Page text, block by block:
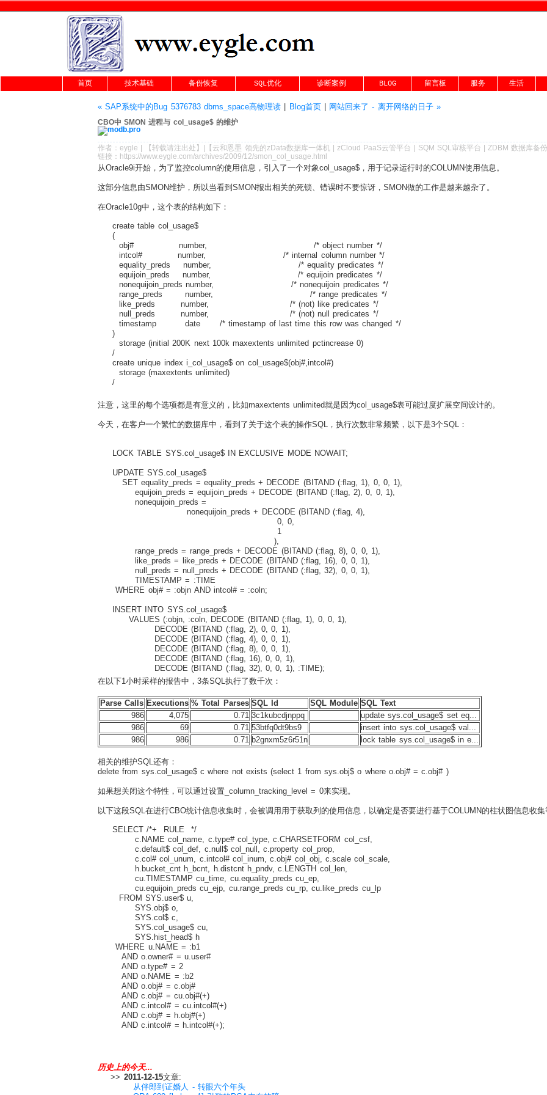
首页 技术基础 备份恢复 SQL优化 诊断案例 BLOG 留言板 服务 生活
« SAP系统中的Bug 5376783 dbms_space高物理读| Blog首页| 网站回来了 - 离开网络的日子 »
CBO中 SMON 进程与 col_usage$ 的维护
作者： eygle 【转载请注出处 】|【 云和恩墨 领先的zData数据库一体机|zCloud PaaS云管平台 SQM SQL审核平台 |ZDBM 数据库备
链接： https://www.eygle.com/archives/2009/12/smon_col_usage.html
从Oracle9i开始，为了监控column的使用信息，引入了一个对象col_usage$，用于记录运行时的COLUMN使用信息。
这部分信息由SMON维护，所以当看到SMON报出相关的死锁、错误时不要惊讶，SMON做的工作是越来越杂了。
在Oracle10g中，这个表的结构如下：
create table col_usage$
(
obj# number, /* object number */
intcol# number, /* internal column number */
equality_preds number, /* equality predicates */
equijoin_preds number, /* equijoin predicates */
nonequijoin_preds number, /* nonequijoin predicates */
range_preds number, /* range predicates */
like_preds number, /* (not) like predicates */
null_preds number, /* (not) null predicates */
timestamp date /* timestamp of last time this row was changed */
)
storage (initial 200K next 100k maxextents unlimited pctincrease 0)
/
create unique index i_col_usage$ on col_usage$(obj#,intcol#)
storage (maxextents unlimited)
/
注意，这里的每个选项都是有意义的，比如maxextents unlimited就是因为col_usage$表可能过度扩展空间设计的。
今天，在客户一个繁忙的数据库中，看到了关于这个表的操作SQL，执行次数非常频繁，以下是3个SQL：
LOCK TABLE SYS.col_usage$ IN EXCLUSIVE MODE NOWAIT;
UPDATE SYS.col_usage$
SET equality_preds = equality_preds + DECODE (BITAND (:flag, 1), 0, 0, 1),
equijoin_preds = equijoin_preds + DECODE (BITAND (:flag, 2), 0, 0, 1),
nonequijoin_preds =
nonequijoin_preds + DECODE (BITAND (:flag, 4),
0, 0,
1
),
range_preds = range_preds + DECODE (BITAND (:flag, 8), 0, 0, 1),
like_preds = like_preds + DECODE (BITAND (:flag, 16), 0, 0, 1),
null_preds = null_preds + DECODE (BITAND (:flag, 32), 0, 0, 1),
TIMESTAMP = :TIME
WHERE obj# = :objn AND intcol# = :coln;
INSERT INTO SYS.col_usage$
VALUES (:objn, :coln, DECODE (BITAND (:flag, 1), 0, 0, 1),
DECODE (BITAND (:flag, 2), 0, 0, 1),
DECODE (BITAND (:flag, 4), 0, 0, 1),
DECODE (BITAND (:flag, 8), 0, 0, 1),
DECODE (BITAND (:flag, 16), 0, 0, 1),
DECODE (BITAND (:flag, 32), 0, 0, 1), :TIME);
在以下1小时采样的报告中，3条SQL执行了数千次：
Parse Calls Executions % Total Parses SQL Id SQL Module SQL Text
986
4,075 0.71 3c1kubcdjnppq
update sys.col_usage$ set eq...
986
69 0.71 53btfq0dt9bs9
insert into sys.col_usage$ val...
986
986 0.71 b2gnxm5z6r51n lock table sys.col_usage$ in e...
相关的维护SQL还有：
delete from sys.col_usage$ c where not exists (select 1 from sys.obj$ o where o.obj# = c.obj# )
如果想关闭这个特性，可以通过设置_column_tracking_level = 0来实现。
以下这段SQL在进行CBO统计信息收集时，会被调用用于获取列的使用信息，以确定是否要进行基于COLUMN的柱状图信息收集
SELECT /*+ RULE */
c.NAME col_name, c.type# col_type, c.CHARSETFORM col_csf,
c.default$ col_def, c.null$ col_null, c.property col_prop,
c.col# col_unum, c.intcol# col_inum, c.obj# col_obj, c.scale col_scale,
h.bucket_cnt h_bcnt, h.distcnt h_pndv, c.LENGTH col_len,
cu.TIMESTAMP cu_time, cu.equality_preds cu_ep,
cu.equijoin_preds cu_ejp, cu.range_preds cu_rp, cu.like_preds cu_lp
FROM SYS.user$ u,
SYS.obj$ o,
SYS.col$ c,
SYS.col_usage$ cu,
SYS.hist_head$ h
WHERE u.NAME = :b1
AND o.owner# = u.user#
AND o.type# = 2
AND o.NAME = :b2
AND o.obj# = c.obj#
AND c.obj# = cu.obj#(+)
AND c.intcol# = cu.intcol#(+)
AND c.obj# = h.obj#(+)
AND c.intcol# = h.intcol#(+);
历史上的今天...
>> 2011-12-15文章:
从伴郎到证婚人 - 转眼六个年头